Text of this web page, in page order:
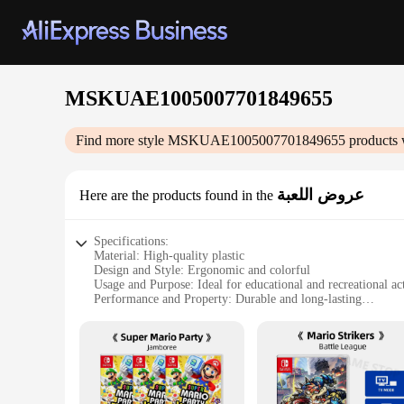
MSKUAE1005007701849655
Find more style MSKUAE1005007701849655 products
Here are the products found in the عروض اللعبة
Specifications:
Material: High-quality plastic
Design and Style: Ergonomic and colorful
Usage and Purpose: Ideal for educational and recreational
Performance and Property: Durable and long-lasting
Applicable People: Suitable for children and adults alike
Features:
|Wholesale|Vendors|
**Engaging Playtime for All Ages**